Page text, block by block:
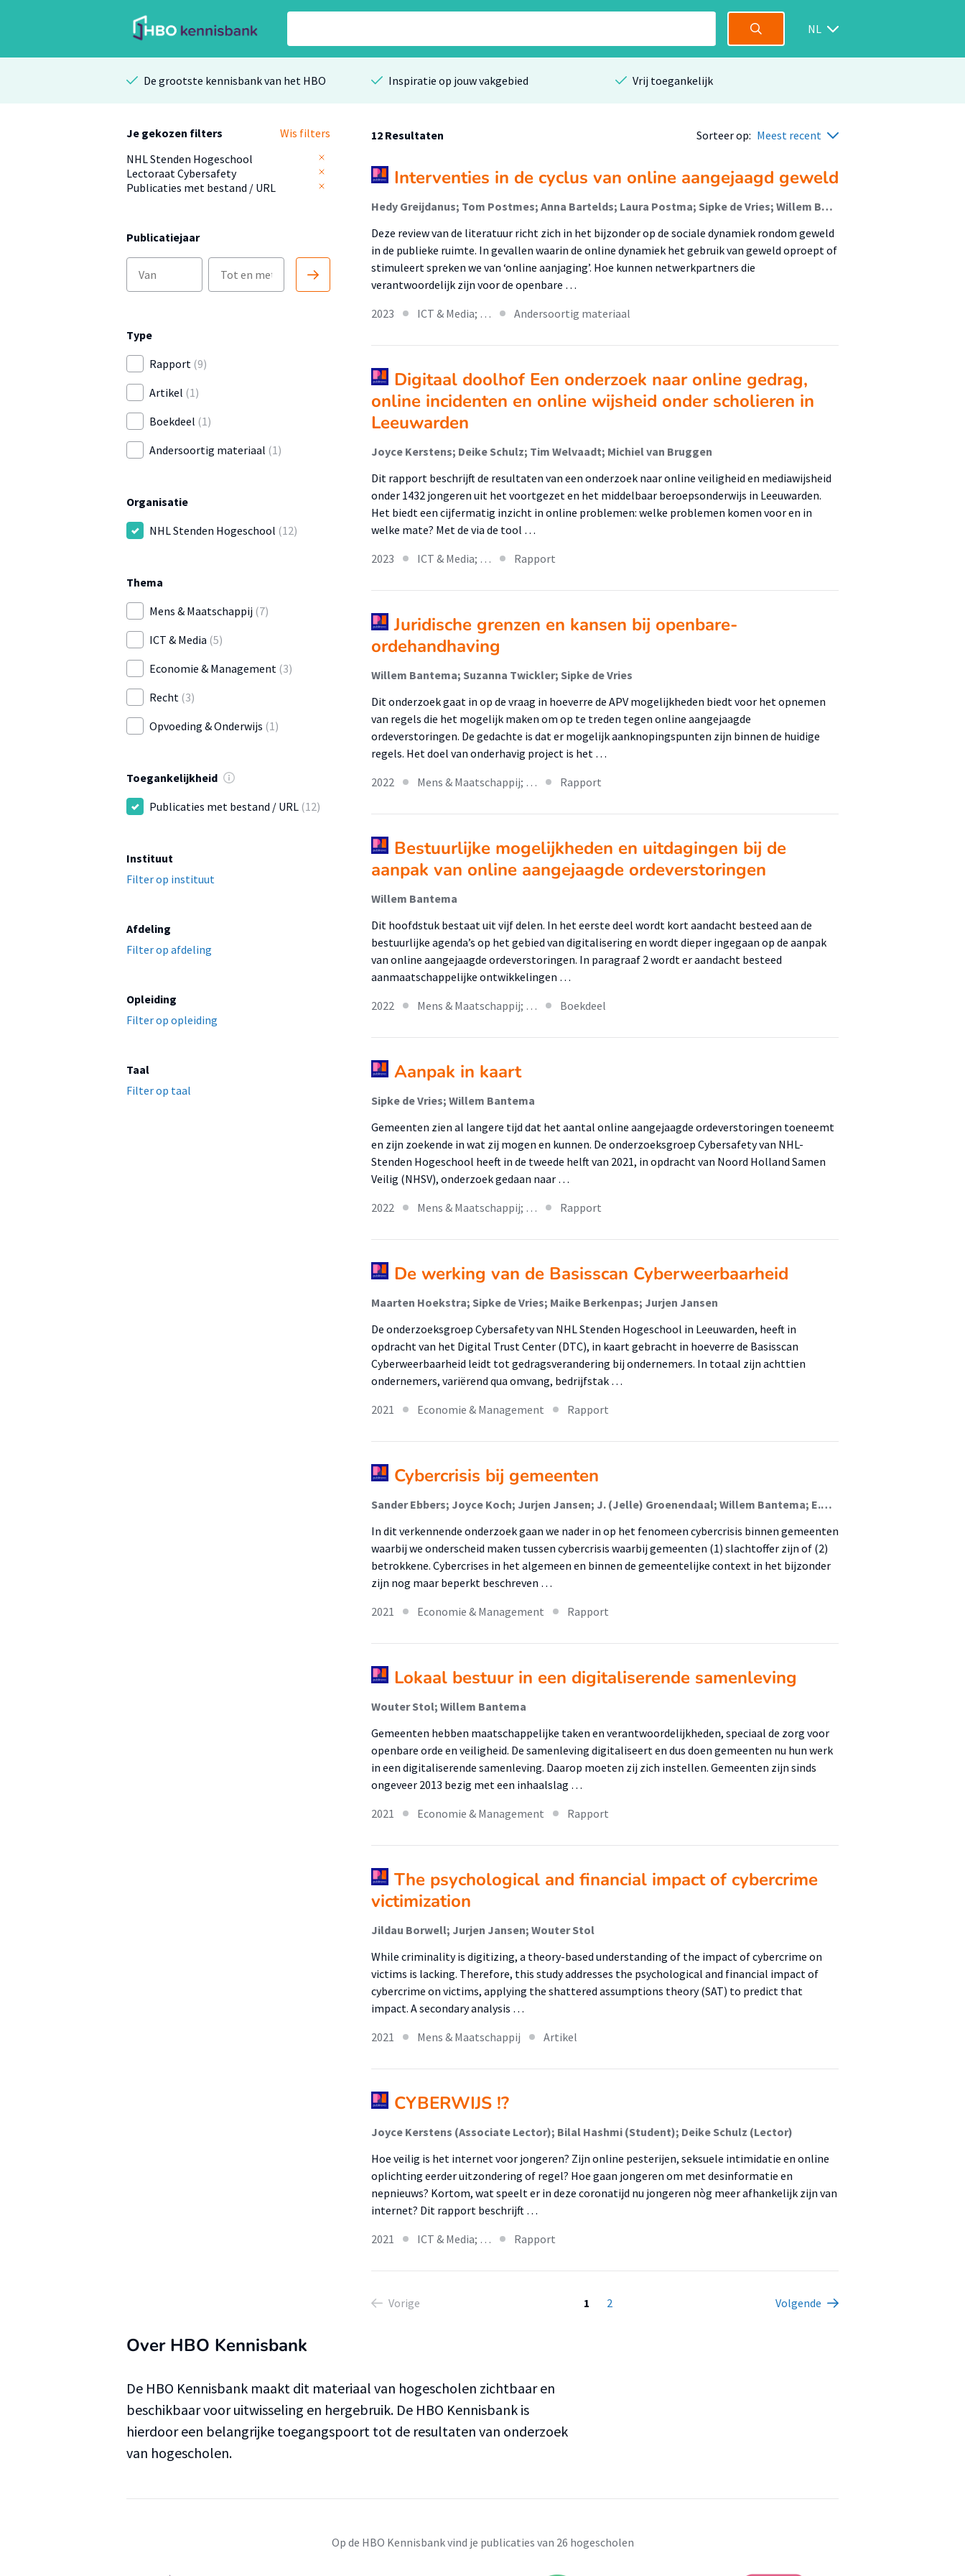
NL
De grootste kennisbank van het HBO Inspiratie op jouw vakgebied Vrij toegankelijk
Je gekozen filters
Wis filters
NHL Stenden Hogeschool
Lectoraat Cybersafety
Publicaties met bestand / URL
Publicatiejaar
Type
Rapport (9)
Artikel (1)
Boekdeel (1)
Andersoortig materiaal (1)
Organisatie
NHL Stenden Hogeschool (12)
Thema
Mens & Maatschappij (7)
ICT & Media (5)
Economie & Management (3)
Recht (3)
Opvoeding & Onderwijs (1)
Toegankelijkheid
Publicaties met bestand / URL (12)
Instituut
Filter op instituut
Afdeling
Filter op afdeling
Opleiding
Filter op opleiding
Taal
Filter op taal
12 Resultaten Sorteer op: Meest recent
Interventies in de cyclus van online aangejaagd geweld
Hedy Greijdanus; Tom Postmes; Anna Bartelds; Laura Postma; Sipke de Vries; Willem Bantema
Deze review van de literatuur richt zich in het bijzonder op de sociale dynamiek rondom geweld
in de publieke ruimte. In gevallen waarin de online dynamiek het gebruik van geweld oproept of
stimuleert spreken we van ‘online aanjaging’. Hoe kunnen netwerkpartners die
verantwoordelijk zijn voor de openbare …
2023
ICT & Media; … Andersoortig materiaal
Digitaal doolhof Een onderzoek naar online gedrag,
online incidenten en online wijsheid onder scholieren in
Leeuwarden
Joyce Kerstens; Deike Schulz; Tim Welvaadt; Michiel van Bruggen
Dit rapport beschrijft de resultaten van een onderzoek naar online veiligheid en mediawijsheid
onder 1432 jongeren uit het voortgezet en het middelbaar beroepsonderwijs in Leeuwarden.
Het biedt een cijfermatig inzicht in online problemen: welke problemen komen voor en in
welke mate? Met de via de tool …
2023
ICT & Media; … Rapport
Juridische grenzen en kansen bij openbare-
ordehandhaving
Willem Bantema; Suzanna Twickler; Sipke de Vries
Dit onderzoek gaat in op de vraag in hoeverre de APV mogelijkheden biedt voor het opnemen
van regels die het mogelijk maken om op te treden tegen online aangejaagde
ordeverstoringen. De gedachte is dat er mogelijk aanknopingspunten zijn binnen de huidige
regels. Het doel van onderhavig project is het …
2022
Mens & Maatschappij; … Rapport
Bestuurlijke mogelijkheden en uitdagingen bij de
aanpak van online aangejaagde ordeverstoringen
Willem Bantema
Dit hoofdstuk bestaat uit vijf delen. In het eerste deel wordt kort aandacht besteed aan de
bestuurlijke agenda’s op het gebied van digitalisering en wordt dieper ingegaan op de aanpak
van online aangejaagde ordeverstoringen. In paragraaf 2 wordt er aandacht besteed
aanmaatschappelijke ontwikkelingen …
2022
Mens & Maatschappij; … Boekdeel
Aanpak in kaart
Sipke de Vries; Willem Bantema
Gemeenten zien al langere tijd dat het aantal online aangejaagde ordeverstoringen toeneemt
en zijn zoekende in wat zij mogen en kunnen. De onderzoeksgroep Cybersafety van NHL-
Stenden Hogeschool heeft in de tweede helft van 2021, in opdracht van Noord Holland Samen
Veilig (NHSV), onderzoek gedaan naar …
2022
Mens & Maatschappij; … Rapport
De werking van de Basisscan Cyberweerbaarheid
Maarten Hoekstra; Sipke de Vries; Maike Berkenpas; Jurjen Jansen
De onderzoeksgroep Cybersafety van NHL Stenden Hogeschool in Leeuwarden, heeft in
opdracht van het Digital Trust Center (DTC), in kaart gebracht in hoeverre de Basisscan
Cyberweerbaarheid leidt tot gedragsverandering bij ondernemers. In totaal zijn achttien
ondernemers, variërend qua omvang, bedrijfstak …
2021
Economie & Management Rapport
Cybercrisis bij gemeenten
Sander Ebbers; Joyce Koch; Jurjen Jansen; J. (Jelle) Groenendaal; Willem Bantema; E.R. (Rutger) Leukfeldt
In dit verkennende onderzoek gaan we nader in op het fenomeen cybercrisis binnen gemeenten
waarbij we onderscheid maken tussen cybercrisis waarbij gemeenten (1) slachtoffer zijn of (2)
betrokkene. Cybercrises in het algemeen en binnen de gemeentelijke context in het bijzonder
zijn nog maar beperkt beschreven …
2021
Economie & Management Rapport
Lokaal bestuur in een digitaliserende samenleving
Wouter Stol; Willem Bantema
Gemeenten hebben maatschappelijke taken en verantwoordelijkheden, speciaal de zorg voor
openbare orde en veiligheid. De samenleving digitaliseert en dus doen gemeenten nu hun werk
in een digitaliserende samenleving. Daarop moeten zij zich instellen. Gemeenten zijn sinds
ongeveer 2013 bezig met een inhaalslag …
2021
Economie & Management Rapport
The psychological and financial impact of cybercrime
victimization
Jildau Borwell; Jurjen Jansen; Wouter Stol
While criminality is digitizing, a theory-based understanding of the impact of cybercrime on
victims is lacking. Therefore, this study addresses the psychological and financial impact of
cybercrime on victims, applying the shattered assumptions theory (SAT) to predict that
impact. A secondary analysis …
2021
Mens & Maatschappij Artikel
CYBERWIJS !?
Joyce Kerstens (Associate Lector); Bilal Hashmi (Student); Deike Schulz (Lector)
Hoe veilig is het internet voor jongeren? Zijn online pesterijen, seksuele intimidatie en online
oplichting eerder uitzondering of regel? Hoe gaan jongeren om met desinformatie en
nepnieuws? Kortom, wat speelt er in deze coronatijd nu jongeren nòg meer afhankelijk zijn van
internet? Dit rapport beschrijft …
2021
ICT & Media; … Rapport
Vorige 1 2 Volgende
Over HBO Kennisbank
De HBO Kennisbank maakt dit materiaal van hogescholen zichtbaar en
beschikbaar voor uitwisseling en hergebruik. De HBO Kennisbank is
hierdoor een belangrijke toegangspoort tot de resultaten van onderzoek
van hogescholen.
Op de HBO Kennisbank vind je publicaties van 26 hogescholen